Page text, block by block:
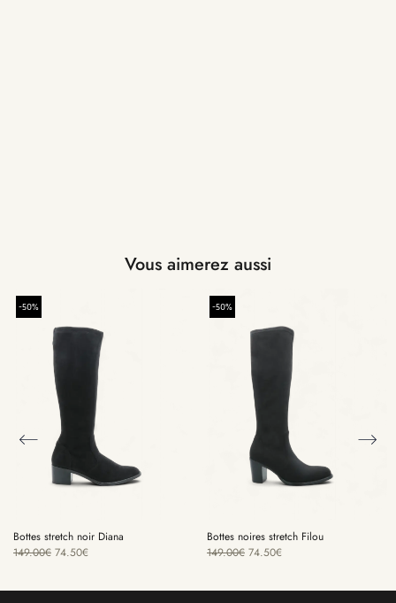
Vous aimerez aussi
-50%
Bottes stretch noir Diana
149.00€ 74.50€
-50%
Bottes noires stretch​ Filou
149.00€ 74.50€